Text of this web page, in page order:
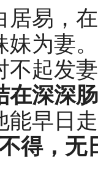
居易，
妹为妻
不起发
在深深
能早日
得，无